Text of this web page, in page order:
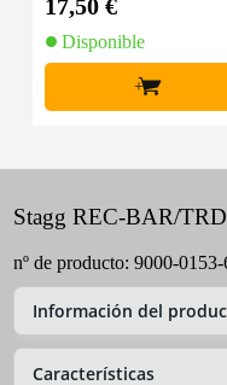
17,50 €
Disponible
+
Stagg REC-BAR/
nº de producto: 9000-
Información del
Características